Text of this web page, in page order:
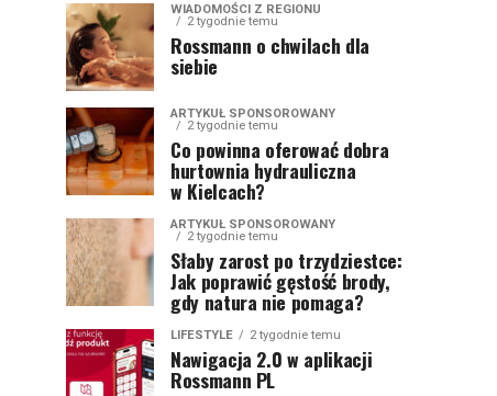
WIADOMOŚCI Z REGIONU
2 tygodnie temu
Rossmann o chwilach dla
siebie
ARTYKUŁ SPONSOROWANY
2 tygodnie temu
Co powinna oferować dobra
hurtownia hydrauliczna
w Kielcach?
ARTYKUŁ SPONSOROWANY
2 tygodnie temu
Słaby zarost po trzydziestce:
Jak poprawić gęstość brody,
gdy natura nie pomaga?
LIFESTYLE 2 tygodnie temu
Nawigacja 2.0 w aplikacji
Rossmann PL